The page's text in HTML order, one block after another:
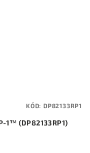
1™ (DP82133RP1)
KÓD: DP82133RP1